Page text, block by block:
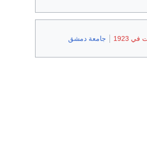
1923
جامعة دمشق